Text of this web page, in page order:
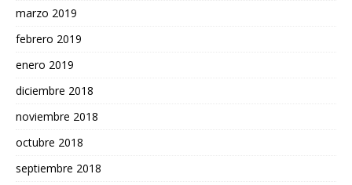
marzo 2019
febrero 2019
enero 2019
diciembre 2018
noviembre 2018
octubre 2018
septiembre 2018